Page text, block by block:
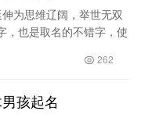
为思维辽阔，举世无双
，也是取名的不错字，使
262
孩起名